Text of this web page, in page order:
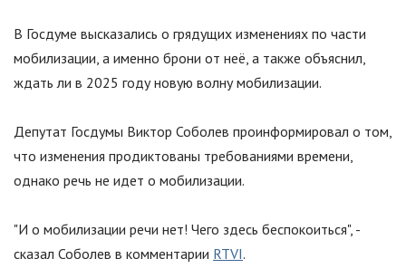
В Госдуме высказались о грядущих изменениях по части
мобилизации, а именно брони от неё, а также объяснил,
ждать ли в 2025 году новую волну мобилизации.
Депутат Госдумы Виктор Соболев проинформировал о том,
что изменения продиктованы требованиями времени,
однако речь не идет о мобилизации.
"И о мобилизации речи нет! Чего здесь беспокоиться", -
сказал Соболев в комментарии RTVI.